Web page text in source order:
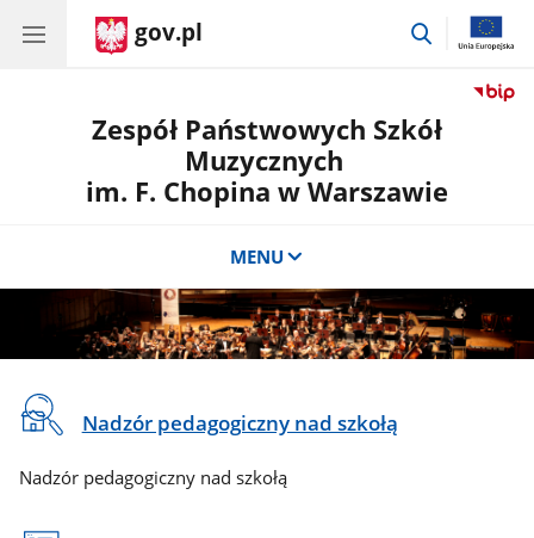
gov.pl
przejdź
Zespół Państwowych Szkół
Muzycznych
im. F. Chopina w Warszawie
MENU
Nadzór pedagogiczny nad szkołą
Nadzór pedagogiczny nad szkołą